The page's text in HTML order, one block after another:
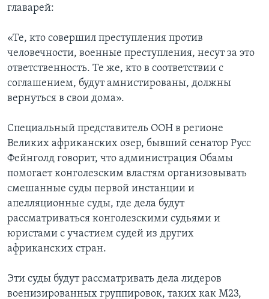
главарей:
«Те, кто совершил преступления против
человечности, военные преступления, несут за это
ответственность. Те же, кто в соответствии с
соглашением, будут амнистированы, должны
вернуться в свои дома».
Специальный представитель ООН в регионе
Великих африканских озер, бывший сенатор Русс
Фейнголд говорит, что администрация Обамы
помогает конголезским властям организовывать
смешанные суды первой инстанции и
апелляционные суды, где дела будут
рассматриваться конголезскими судьями и
юристами с участием судей из других
африканских стран.
Эти суды будут рассматривать дела лидеров
военизированных группировок, таких как М23,